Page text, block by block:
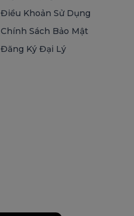
Điều Khoản Sử Dụng
Chính Sách Bảo Mật
Đăng Ký Đại Lý